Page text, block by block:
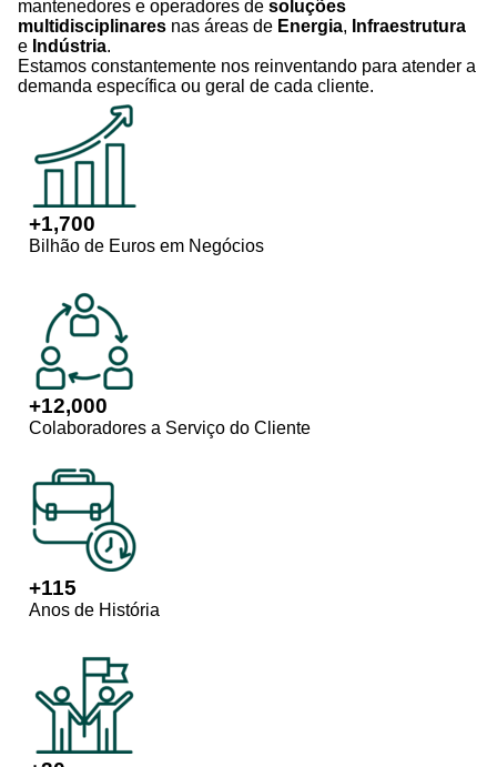
mantenedores e operadores de soluções
multidisciplinares nas áreas de Energia, Infraestrutura
e Indústria.
Estamos constantemente nos reinventando para atender a
demanda específica ou geral de cada cliente.
+1,700
Bilhão de Euros em Negócios
+12,000
Colaboradores a Serviço do Cliente
+115
Anos de História